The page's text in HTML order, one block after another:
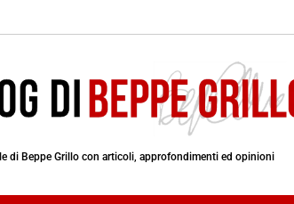
di Beppe Grillo con articoli, approfondimenti ed opinioni